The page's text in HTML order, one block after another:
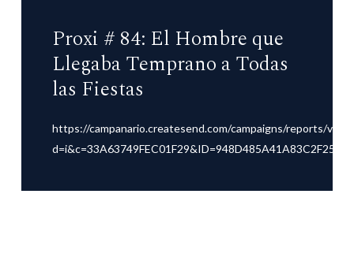
Proxi # 84: El Hombre que
Llegaba Temprano a Todas
las Fiestas
https://campanario.createsend.com/campaigns/reports/